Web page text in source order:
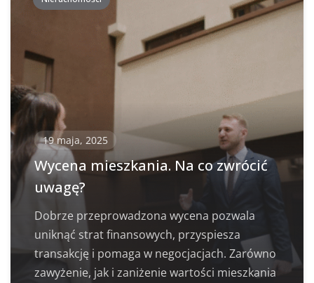
19 maja, 2025
Wycena mieszkania. Na co zwrócić
uwagę?
Dobrze przeprowadzona wycena pozwala
uniknąć strat finansowych, przyspiesza
transakcję i pomaga w negocjacjach. Zarówno
zawyżenie, jak i zaniżenie wartości mieszkania